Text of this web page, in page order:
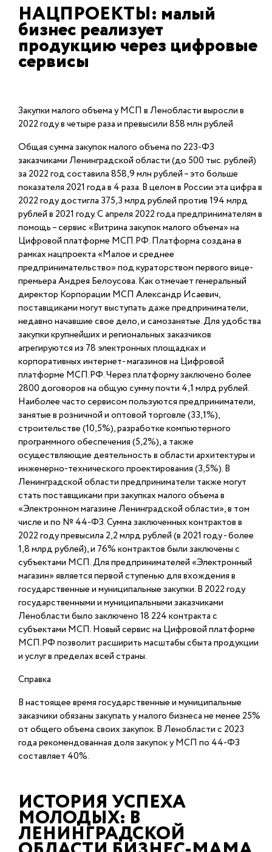
НАЦПРОЕКТЫ: малый
бизнес реализует
продукцию через цифровые
сервисы
Закупки малого объема у МСП в Ленобласти выросли в
2022 году в четыре раза и превысили 858 млн рублей
Общая сумма закупок малого объема по 223-ФЗ
заказчиками Ленинградской области (до 500 тыс. рублей)
за 2022 год составила 858,9 млн рублей – это больше
показателя 2021 года в 4 раза. В целом в России эта цифра в
2022 году достигла 375,3 млрд рублей против 194 млрд
рублей в 2021 году. С апреля 2022 года предпринимателям в
помощь – сервис «Витрина закупок малого объема» на
Цифровой платформе МСП.РФ. Платформа создана в
рамках нацпроекта «Малое и среднее
предпринимательство» под кураторством первого вице-
премьера Андрея Белоусова. Как отмечает генеральный
директор Корпорации МСП Александр Исаевич,
поставщиками могут выступать даже предприниматели,
недавно начавшие свое дело, и самозанятые. Для удобства
закупки крупнейших и региональных заказчиков
агрегируются из 78 электронных площадках и
корпоративных интернет- магазинов на Цифровой
платформе МСП.РФ. Через платформу заключено более
2800 договоров на общую сумму почти 4,1 млрд рублей.
Наиболее часто сервисом пользуются предприниматели,
занятые в розничной и оптовой торговле (33,1%),
строительстве (10,5%), разработке компьютерного
программного обеспечения (5,2%), а также
осуществляющие деятельность в области архитектуры и
инженерно-технического проектирования (3,5%). В
Ленинградской области предприниматели также могут
стать поставщиками при закупках малого объема в
«Электронном магазине Ленинградской области», в том
числе и по № 44-ФЗ. Сумма заключенных контрактов в
2022 году превысила 2,2 млрд рублей (в 2021 году - более
1,8 млрд рублей), и 76% контрактов были заключены с
субъектами МСП. Для предпринимателей «Электронный
магазин» является первой ступенью для вхождения в
государственные и муниципальные закупки. В 2022 году
государственными и муниципальными заказчиками
Ленобласти было заключено 18 224 контракта с
субъектами МСП. Новый сервис на Цифровой платформе
МСП.РФ позволит расширить масштабы сбыта продукции
и услуг в пределах всей страны.
Справка
В настоящее время государственные и муниципальные
заказчики обязаны закупать у малого бизнеса не менее 25%
от общего объема своих закупок. В Ленобласти с 2023
года рекомендованная доля закупок у МСП по 44-ФЗ
составляет 40%.
ИСТОРИЯ УСПЕХА
МОЛОДЫХ: В
ЛЕНИНГРАДСКОЙ